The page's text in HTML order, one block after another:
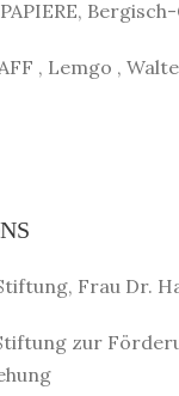
, Lemgo ,
Frau Dr.
zur